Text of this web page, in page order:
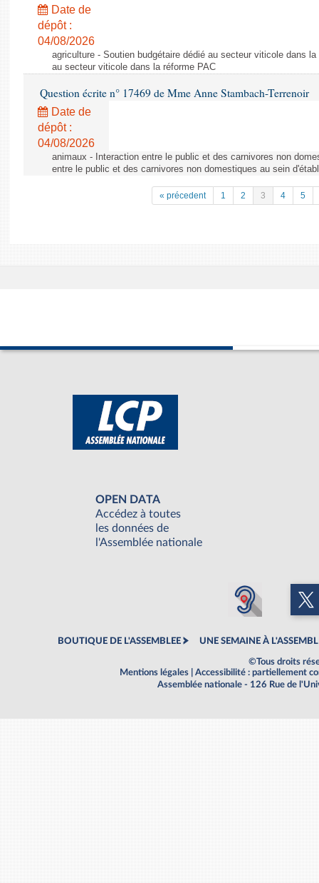
Date de
dépôt :
04/08/2026
agriculture - Soutien budgétaire dédié au secteur viticole dans
au secteur viticole dans la réforme PAC
Question écrite n° 17469 de Mme Anne Stambach-Terrenoir
Date de
dépôt :
04/08/2026
animaux - Interaction entre le public et des carnivores non
entre le public et des carnivores non domestiques au sein
« précedent 1 2 3 4 5
OPEN DATA
Accédez à toutes
les données de
l'Assemblée nationale
BOUTIQUE DE L'ASSEMBLEE UNE SEMAINE À
©Tous droits
Mentions légales
Accessibilité : partiellement
Assemblée nationale - 126 Rue de